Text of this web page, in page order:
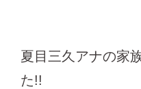
夏目三久アナの家
た!!